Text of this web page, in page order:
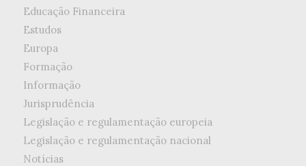
Educação Financeira
Estudos
Europa
Formação
Informação
Jurisprudência
Legislação e regulamentação europeia
Legislação e regulamentação nacional
Notícias